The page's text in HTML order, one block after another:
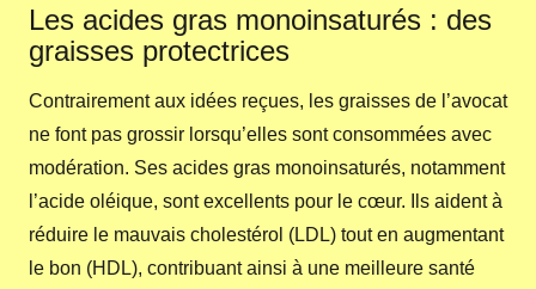
Les acides gras monoinsaturés : des
graisses protectrices
Contrairement aux idées reçues, les graisses de l’avocat
ne font pas grossir lorsqu’elles sont consommées avec
modération. Ses acides gras monoinsaturés, notamment
l’acide oléique, sont excellents pour le cœur. Ils aident à
réduire le mauvais cholestérol (LDL) tout en augmentant
le bon (HDL), contribuant ainsi à une meilleure santé